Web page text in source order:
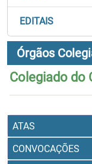
EDITAIS
Órgãos
Colegiado do
ATAS
CONVOCAÇÕES